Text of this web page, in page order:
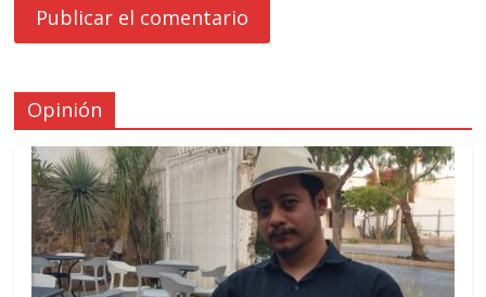
Opinión